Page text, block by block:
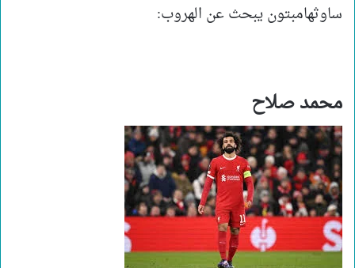
ساوثهامبتون يبحث عن الهروب:
محمد صلاح